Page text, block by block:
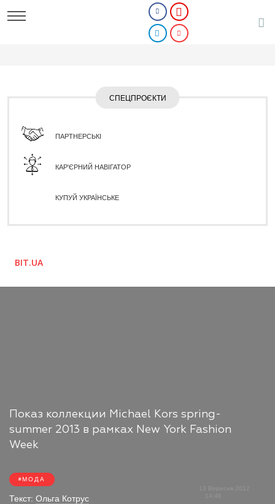
СПЕЦПРОЄКТИ
ПАРТНЕРСЬКІ
КАР'ЄРНИЙ НАВІГАТОР
КУПУЙ УКРАЇНСЬКЕ
BIT.UA
Показ коллекции Michael Kors spring-
summer 2013 в рамках New York Fashion
Week
МОДА
Текст: Ольга Котрус
13 Вересня 2012